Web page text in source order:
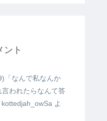
ント
「なんで私なんか
われたらなんて答
よ